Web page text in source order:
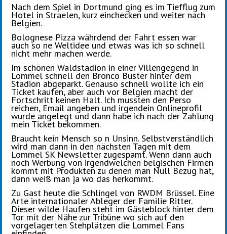
Nach dem Spiel in Dortmund ging es im Tiefflug zum
Hotel in Straelen, kurz einchecken und weiter nach
Belgien.
Bolognese Pizza währdend der Fahrt essen war
auch so ne Weltidee und etwas was ich so schnell
nicht mehr machen werde.
Im schönen Waldstadion in einer Villengegend in
Lommel schnell den Bronco Buster hinter dem
Stadion abgeparkt. Genauso schnell wollte ich ein
Ticket kaufen, aber auch vor Belgien macht der
Fortschritt keinen Halt. Ich mussten den Perso
reichen, Email angeben und irgendein Onlineprofil
wurde angelegt und dann habe ich nach der Zahlung
mein Ticket bekommen.
Braucht kein Mensch so n Unsinn. Selbstverständlich
wird man dann in den nächsten Tagen mit dem
Lommel SK Newsletter zugespamt. Wenn dann auch
noch Werbung von irgendwelchen belgischen Firmen
kommt mit Produkten zu denen man Null Bezug hat,
dann weiß man ja wo das herkommt.
Zu Gast heute die Schlingel von RWDM Brüssel. Eine
Arte internationaler Ableger der Familie Ritter.
Dieser wilde Haufen steht im Gästeblock hinter dem
Tor mit der Nähe zur Tribüne wo sich auf den
vorgelagerten Stehplätzen die Lommel Fans